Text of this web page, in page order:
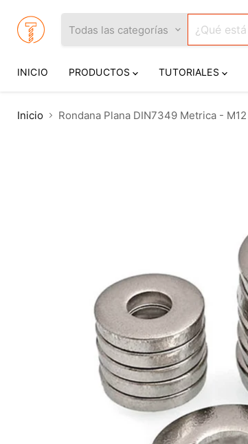
Todas las categorías
INICIO PRODUCTOS TUTORIALES
Inicio Rondana Plana DIN7349 Metrica - M12